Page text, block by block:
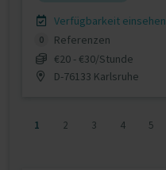
Verfügbarkeit einsehen
0
Referenzen
€20 - €30/Stunde
D-76133 Karlsruhe
1 2 3 4 5